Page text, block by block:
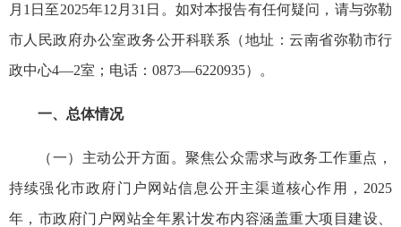
月1日至2025年12月31日。如对本报告有任何疑问，请与弥勒
市人民政府办公室政务公开科联系（地址：云南省弥勒市行
政中心4—2室；电话：0873—6220935）
。
一、总体情况
（一）主动公开方面。聚焦公众需求与政务工作重点，
持续强化市政府门户网站信息公开主渠道核心作用，2025
年，市政府门户网站全年累计发布内容涵盖重大项目建设、